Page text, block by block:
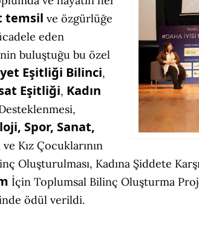
temsil ve özgürlüğe
eden
nin buluştuğu bu özel
Eşitliği Bilinci,
Eşitliği, Kadın
Spor, Sanat,
Kız Çocuklarının
Oluşturulması, Kadına Şiddete
İçin Toplumsal Bilinç Oluşturma
ödül verildi.